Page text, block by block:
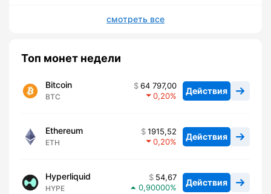
смотреть все
Топ монет недели
Bitcoin
BTC
64 797,00
0,20
Действия
Ethereum
ETH
1915,52
0,20
Действия
Hyperliquid
HYPE
54,67
0,90000
Действия